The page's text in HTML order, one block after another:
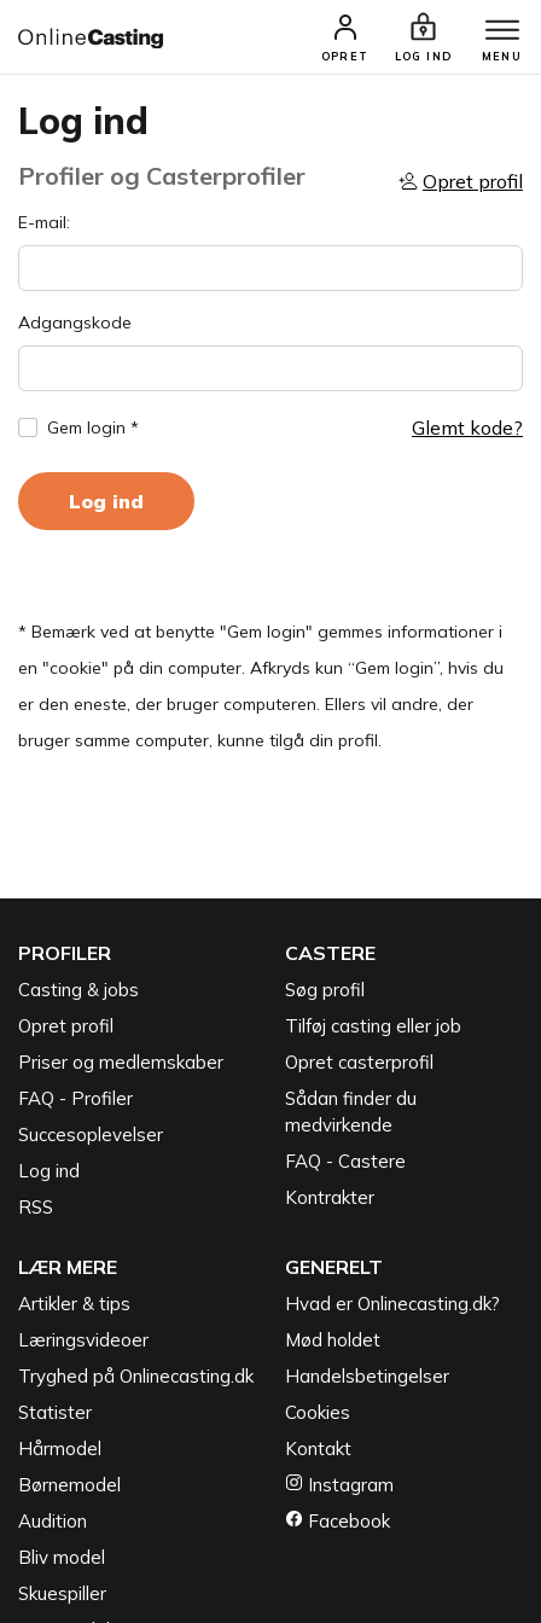
OPRET LOG IND MENU
Log ind
Profiler og Casterprofiler Opret profil
E-mail:
Adgangskode
Gem login * Glemt kode?
Log ind
* Bemærk ved at benytte "Gem login" gemmes informationer i
en "cookie" på din computer. Afkryds kun “Gem login”, hvis du
er den eneste, der bruger computeren. Ellers vil andre, der
bruger samme computer, kunne tilgå din profil.
PROFILER
Casting & jobs
Opret profil
Priser og medlemskaber
FAQ - Profiler
Succesoplevelser
Log ind
RSS
CASTERE
Søg profil
Tilføj casting eller job
Opret casterprofil
Sådan finder du
medvirkende
FAQ - Castere
Kontrakter
LÆR MERE
Artikler & tips
Læringsvideoer
Tryghed på Onlinecasting.dk
Statister
Hårmodel
Børnemodel
Audition
Bliv model
Skuespiller
GENERELT
Hvad er Onlinecasting.dk?
Mød holdet
Handelsbetingelser
Cookies
Kontakt
Instagram
Facebook